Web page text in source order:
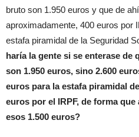
bruto son 1.950 euros y que de
aproximadamente, 400 euros por
estafa piramidal de la Seguridad
haría la gente si se enterase de
son 1.950 euros, sino 2.600
euros para la estafa piramidal
euros por el IRPF, de forma
esos 1.500 euros?